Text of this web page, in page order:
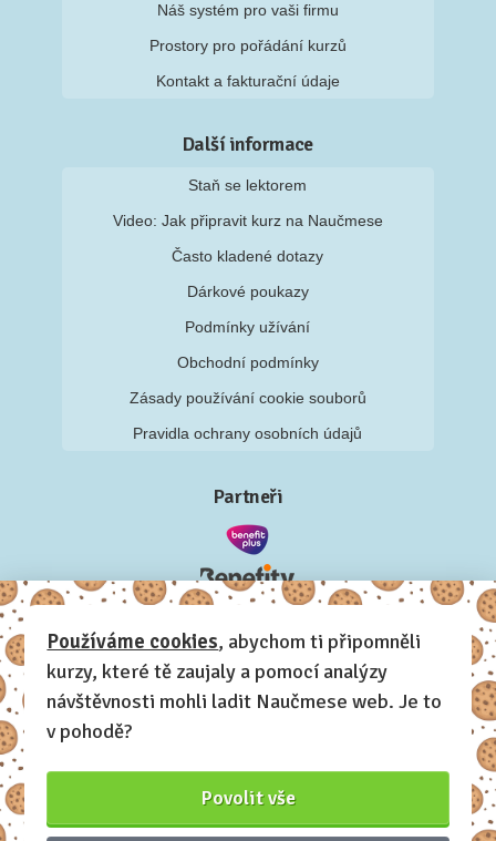
Náš systém pro vaši firmu
Prostory pro pořádání kurzů
Kontakt a fakturační údaje
Další informace
Staň se lektorem
Video: Jak připravit kurz na Naučmese
Často kladené dotazy
Dárkové poukazy
Podmínky užívání
Obchodní podmínky
Zásady používání cookie souborů
Pravidla ochrany osobních údajů
Partneři
Používáme cookies, abychom ti připomněli
kurzy, které tě zaujaly a pomocí analýzy
návštěvnosti mohli ladit Naučmese web. Je to
v pohodě?
Povolit vše